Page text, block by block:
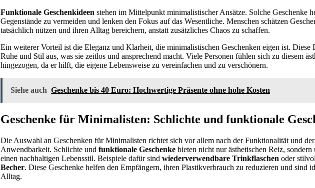
Funktionale Geschenkideen stehen im Mittelpunkt minimalistischer Ansätze. Solche Geschenke
Gegenstände zu vermeiden und lenken den Fokus auf das Wesentliche. Menschen schätzen
tatsächlich nützen und ihren Alltag bereichern, anstatt zusätzliches Chaos zu schaffen.
Ein weiterer Vorteil ist die Eleganz und Klarheit, die minimalistischen Geschenken eigen ist. Diese
Ruhe und Stil aus, was sie zeitlos und ansprechend macht. Viele Personen fühlen sich zu diesem
hingezogen, da er hilft, die eigene Lebensweise zu vereinfachen und zu verschönern.
Siehe auch Geschenke bis 40 Euro: Hochwertige Präsente ohne hohe Kosten
Geschenke für Minimalisten: Schlichte und funktionale
Die Auswahl an Geschenken für Minimalisten richtet sich vor allem nach der Funktionalität und
Anwendbarkeit. Schlichte und funktionale Geschenke bieten nicht nur ästhetischen Reiz, sondern
einen nachhaltigen Lebensstil. Beispiele dafür sind wiederverwendbare Trinkflaschen oder
Becher. Diese Geschenke helfen den Empfängern, ihren Plastikverbrauch zu reduzieren und sind
Alltag.